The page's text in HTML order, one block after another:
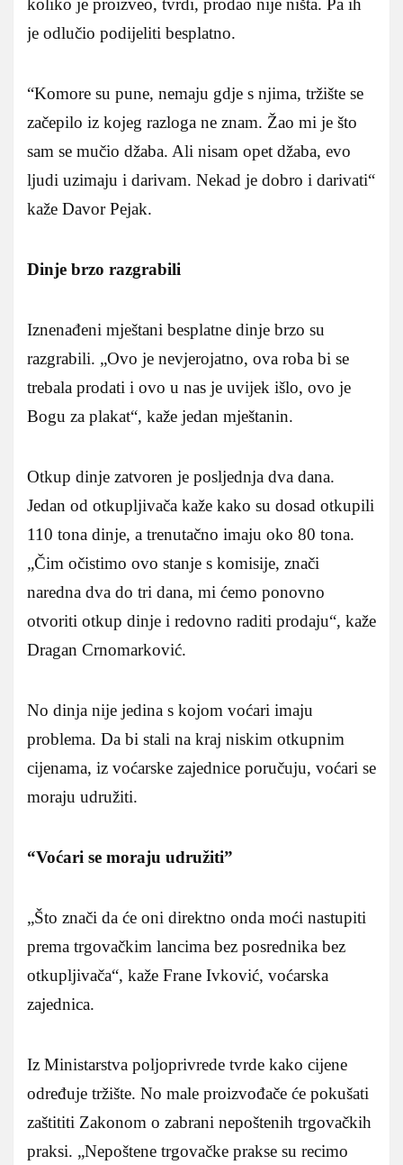
je odlučio podijeliti besplatno.
“Komore su pune, nemaju gdje s njima, tržište se
začepilo iz kojeg razloga ne znam. Žao mi je što
sam se mučio džaba. Ali nisam opet džaba, evo
ljudi uzimaju i darivam. Nekad je dobro i darivati“
kaže Davor Pejak.
Dinje brzo razgrabili
Iznenađeni mještani besplatne dinje brzo su
razgrabili. „Ovo je nevjerojatno, ova roba bi se
trebala prodati i ovo u nas je uvijek išlo, ovo je
Bogu za plakat“, kaže jedan mještanin.
Otkup dinje zatvoren je posljednja dva dana.
Jedan od otkupljivača kaže kako su dosad otkupili
110 tona dinje, a trenutačno imaju oko 80 tona.
„Čim očistimo ovo stanje s komisije, znači
naredna dva do tri dana, mi ćemo ponovno
otvoriti otkup dinje i redovno raditi prodaju“, kaže
Dragan Crnomarković.
No dinja nije jedina s kojom voćari imaju
problema. Da bi stali na kraj niskim otkupnim
cijenama, iz voćarske zajednice poručuju, voćari se
moraju udružiti.
“Voćari se moraju udružiti”
„Što znači da će oni direktno onda moći nastupiti
prema trgovačkim lancima bez posrednika bez
otkupljivača“, kaže Frane Ivković, voćarska
zajednica.
Iz Ministarstva poljoprivrede tvrde kako cijene
određuje tržište. No male proizvođače će pokušati
zaštititi Zakonom o zabrani nepoštenih trgovačkih
praksi. „Nepoštene trgovačke prakse su recimo